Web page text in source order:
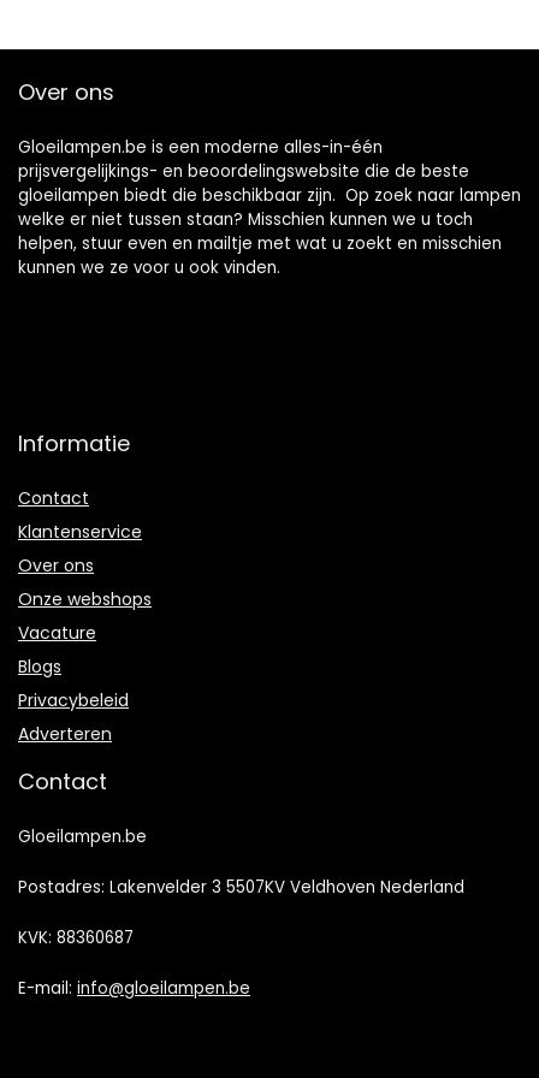
Over ons
Gloeilampen.be is een moderne alles-in-één
prijsvergelijkings- en beoordelingswebsite die de beste
gloeilampen biedt die beschikbaar zijn. Op zoek naar lampen
welke er niet tussen staan? Misschien kunnen we u toch
helpen, stuur even en mailtje met wat u zoekt en misschien
kunnen we ze voor u ook vinden.
Informatie
Contact
Klantenservice
Over ons
Onze webshops
Vacature
Blogs
Privacybeleid
Adverteren
Contact
Gloeilampen.be
Postadres: Lakenvelder 3 5507KV Veldhoven Nederland
KVK: 88360687
E-mail: info@gloeilampen.be